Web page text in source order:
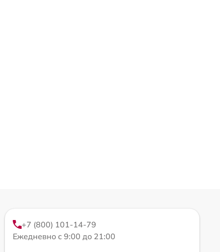
+7 (800) 101-14-79
Ежедневно с 9:00 до 21:00